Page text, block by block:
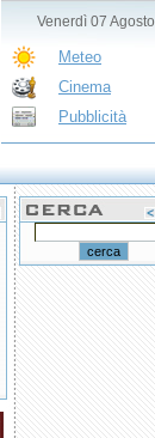
Venerdì 07 Agosto
Meteo
Cinema
Pubblicità